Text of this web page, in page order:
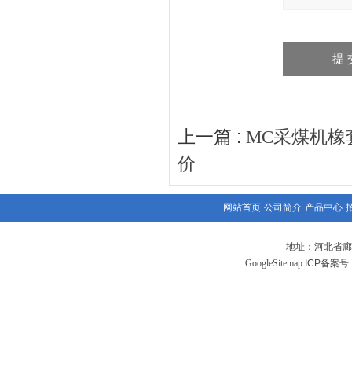
上一篇 : MC采煤机橡
价
网站首页 公司简介 产品中心
地址：河北省
GoogleSitemap ICP备案号